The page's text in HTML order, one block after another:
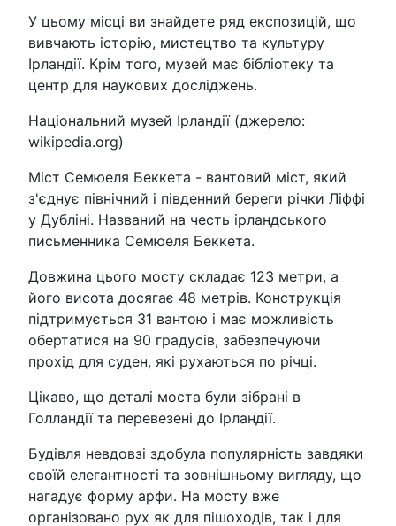
У цьому місці ви знайдете ряд експозицій, що
вивчають історію, мистецтво та культуру
Ірландії. Крім того, музей має бібліотеку та
центр для наукових досліджень.
Національний музей Ірландії (джерело:
wikipedia.org)
Міст Семюеля Беккета - вантовий міст, який
з'єднує північний і південний береги річки Ліффі
у Дубліні. Названий на честь ірландського
письменника Семюеля Беккета.
Довжина цього мосту складає 123 метри, а
його висота досягає 48 метрів. Конструкція
підтримується 31 вантою і має можливість
обертатися на 90 градусів, забезпечуючи
прохід для суден, які рухаються по річці.
Цікаво, що деталі моста були зібрані в
Голландії та перевезені до Ірландії.
Будівля невдовзі здобула популярність завдяки
своїй елегантності та зовнішньому вигляду, що
нагадує форму арфи. На мосту вже
організовано рух як для пішоходів, так і для